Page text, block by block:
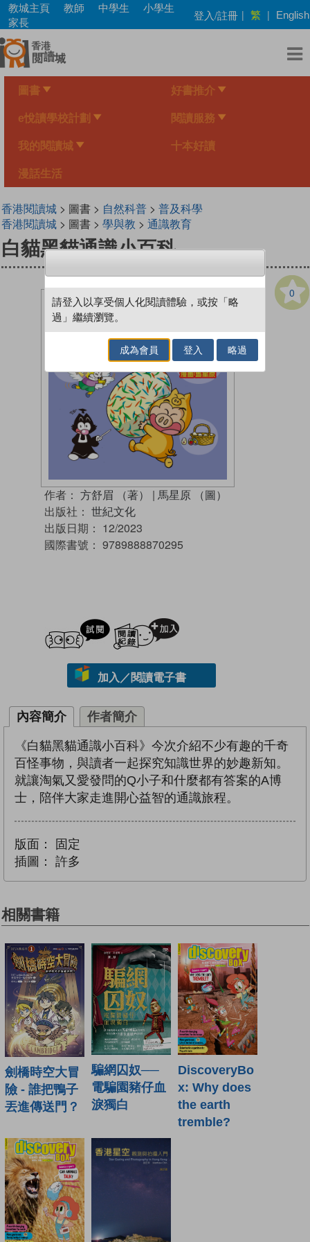
Skip
main
content
教城主頁 教師 中學生
小學生
家長
登入/註冊 | 繁 | English
圖書 好書推介
e悅讀學校計劃 閱讀服務
我的閱讀城 十本好讀
漫話生活
香港閱讀城> 圖書 > 自然科普> 普及科學
香港閱讀城> 圖書 > 學與教 > 通識教育
白貓黑貓通識小百科
0
作者： 方舒眉 （著） | 馬星原 （圖）
出版社： 世紀文化
出版日期： 12/2023
國際書號： 9789888870295
試閲
加入／閱讀電子書
內容簡介 作者簡介
《白貓黑貓通識小百科》今次介紹不少有趣的千奇
百怪事物，與讀者一起探究知識世界的妙趣新知。
就讓淘氣又愛發問的Q小子和什麼都有答案的A博
士，陪伴大家走進開心益智的通識旅程。
版面：
固定
插圖：
許多
相關書籍
劍橋時空大冒
險 - 誰把鴨子
丟進傳送門？
騙網囚奴──
電騙園豬仔血
淚獨白
DiscoveryBo
x: Why does
the earth
tremble?
請登入以享受個人化閱讀體驗，或按「略
過」繼續瀏覽。
成為會員 登入 略過